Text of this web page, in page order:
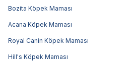
Bozita Köpek Maması
Acana Köpek Maması
Royal Canin Köpek Maması
Hill's Köpek Maması